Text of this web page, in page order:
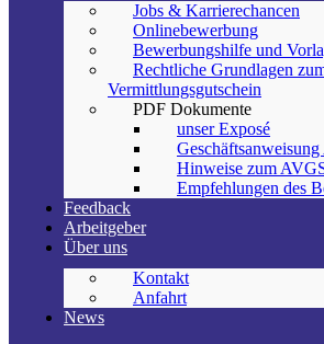
Jobs & Karrierechancen
Onlinebewerbung
Bewerbungshilfe und
Rechtliche Grundlagen
Vermittlungsgutschein
PDF Dokumente
unser Exposé
Hinweise zum
Empfehlungen des
Feedback
Arbeitgeber
Über uns
Kontakt
Anfahrt
News